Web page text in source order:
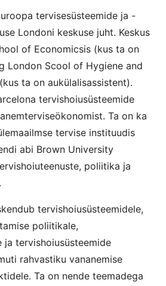
tervisesüsteemide ja -
Londoni keskuse juht. Keskus
of Economicsis (kus ta on
London Scool of Hygiene and
ta on aukülalisassistent).
tervishoiusüsteemide
Ta on ka
tervise instituudis
abi Brown University
poliitika ja
tervishoiusüsteemidele,
poliitikale,
tervishoiusüsteemide
rahvastiku vananemise
Ta on nende teemadega